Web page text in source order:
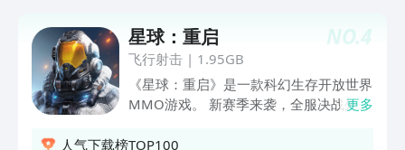
公共资源，玩家之间可相互发起入侵或援
助，灵活运用野兽互相克制策略，在机遇
与危险并存之地活下去！「召唤异兽 阵
营崛起」为了更好地保卫并发展你的领
地，你必须尽可能多的提升野兽的数量，
召唤拥有特殊技能的奇珍异兽带领野兽部
NO.4
星球：重启
飞行射击| 1.95GB
《星球：重启》是一款科幻生存开放世界
MMO游戏。 新赛季来袭，全服决战外
星」强势降临，驭甲掌控时空之力！“直
更多
人气下载榜TOP100